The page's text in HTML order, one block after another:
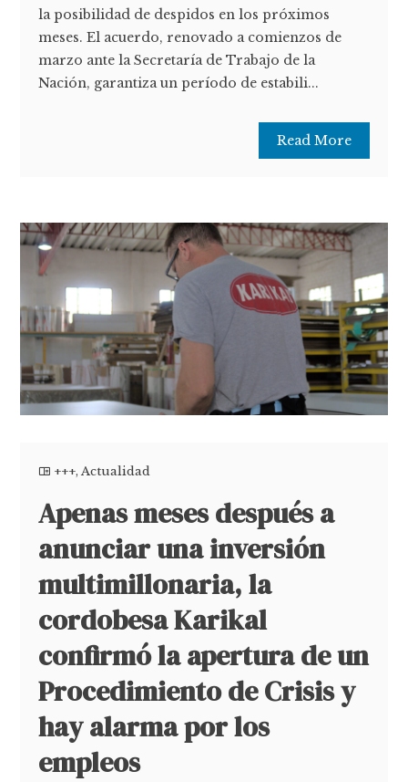
la posibilidad de despidos en los próximos
meses. El acuerdo, renovado a comienzos de
marzo ante la Secretaría de Trabajo de la
Nación, garantiza un período de estabili...
Read More
+++,Actualidad
Apenas meses después a
anunciar una inversión
multimillonaria, la
cordobesa Karikal
confirmó la apertura de un
Procedimiento de Crisis y
hay alarma por los
empleos